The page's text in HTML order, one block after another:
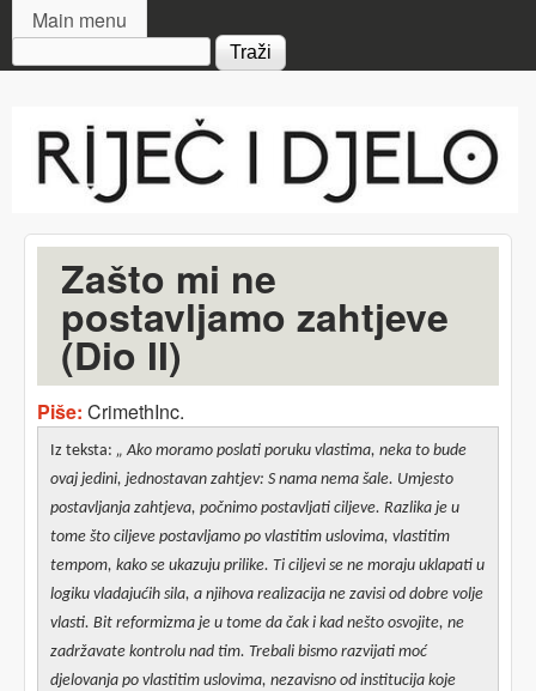
MAIN MENU
Main menu
Search form
i djelo
Zašto mi ne
postavljamo zahtjeve
(Dio II)
Piše: CrimethInc.
Iz teksta: „ Ako moramo poslati poruku vlastima, neka to bude
ovaj jedini, jednostavan zahtjev: S nama nema šale. Umjesto
postavljanja zahtjeva, počnimo postavljati ciljeve. Razlika je u
tome što ciljeve postavljamo po vlastitim uslovima, vlastitim
tempom, kako se ukazuju prilike. Ti ciljevi se ne moraju uklapati u
logiku vladajućih sila, a njihova realizacija ne zavisi od dobre volje
vlasti. Bit reformizma je u tome da čak i kad nešto osvojite, ne
zadržavate kontrolu nad tim. Trebali bismo razvijati moć
djelovanja po vlastitim uslovima, nezavisno od institucija koje